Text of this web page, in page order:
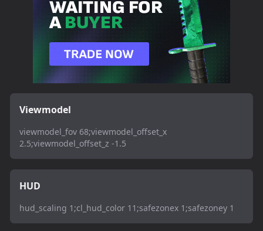
Viewmodel
viewmodel_fov 68;viewmodel_offset_x
2.5;viewmodel_offset_z -1.5
HUD
hud_scaling 1;cl_hud_color 11;safezonex 1;safezoney 1